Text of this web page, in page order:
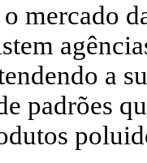
mercado
a
padrões